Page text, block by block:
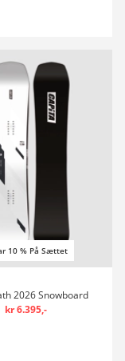
10 % På Sættet
2026 Snowboard
kr 6.395,-